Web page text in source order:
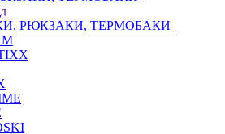
РЮКЗАКИ, ТЕРМОБАКИ